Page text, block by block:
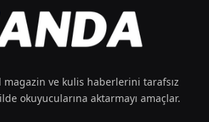
ve kulis haberlerini tarafsız
okuyucularına aktarmayı amaçlar.